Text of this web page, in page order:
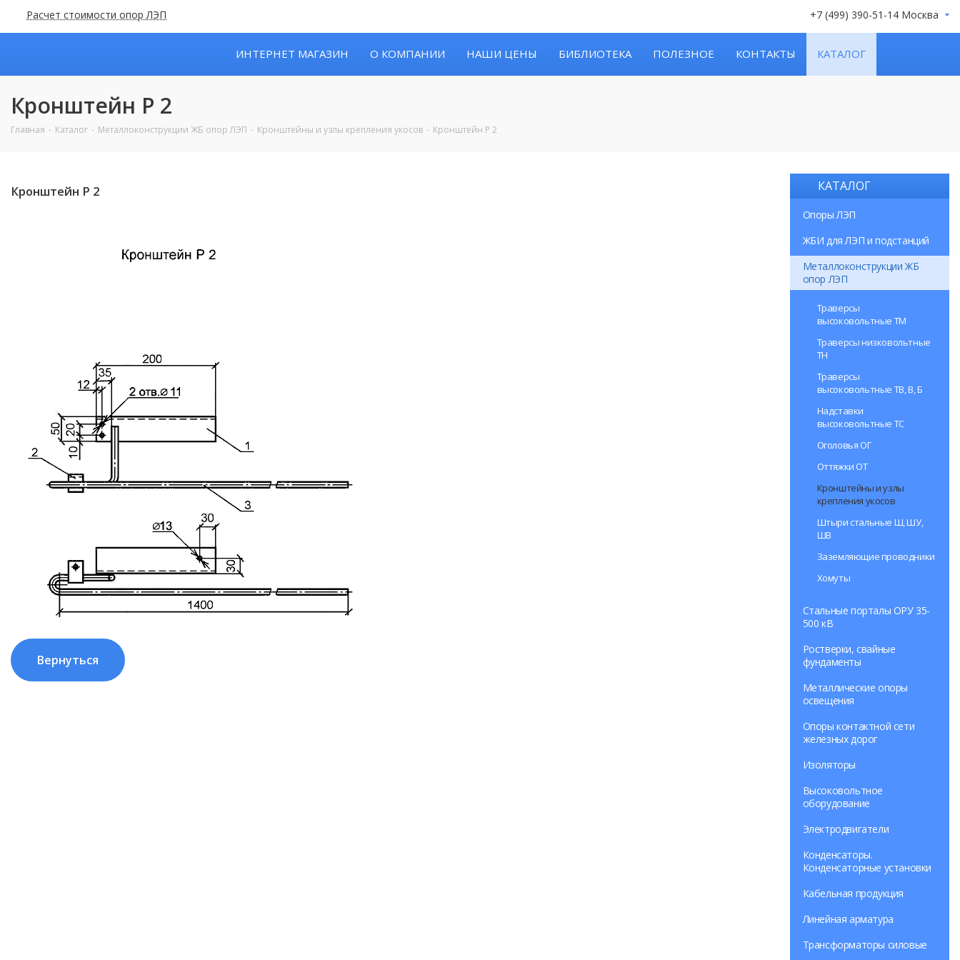
Расчет стоимости опор ЛЭП +7 (499) 390-51-14 Москва
ИНТЕРНЕТ МАГАЗИН О КОМПАНИИ НАШИ ЦЕНЫ БИБЛИОТЕКА ПОЛЕЗНОЕ КОНТАКТЫ КАТАЛОГ
Кронштейн Р 2
Главная Каталог Металлоконструкции ЖБ опор ЛЭП Кронштейны и узлы крепления укосов Кронштейн Р 2
Кронштейн Р 2 КАТАЛОГ
Опоры ЛЭП
ЖБИ для ЛЭП и подстанций
Металлоконструкции ЖБ
опор ЛЭП
Траверсы
высоковольтные ТМ
Траверсы низковольтные
ТН
Траверсы
высоковольтные ТВ, В, Б
Надставки
высоковольтные ТС
Оголовья ОГ
Оттяжки ОТ
Кронштейны и узлы
крепления укосов
Штыри стальные Ш, ШУ,
ШВ
Заземляющие проводники
Хомуты
Стальные порталы ОРУ 35-
500 кВ
Ростверки, свайные
фундаменты
Металлические опоры
освещения
Опоры контактной сети
железных дорог
Изоляторы
Высоковольтное
оборудование
Электродвигатели
Конденсаторы.
Конденсаторные установки
Кабельная продукция
Линейная арматура
Трансформаторы силовые